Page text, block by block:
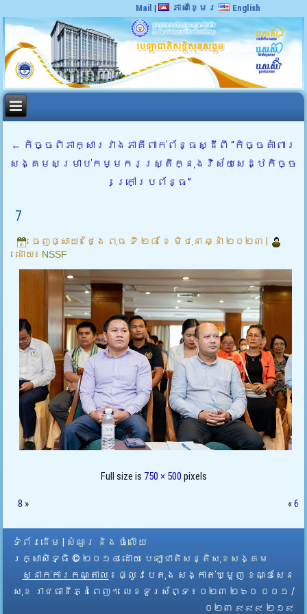
Mail | ភាសាខ្មែរ English
← កិច្ចពិភាក្សារវាងភាគីពាក់ព័ន្ធស្ដីពី “កិច្ចគាំពារ
សង្គមសម្រាប់កម្មករស្ត្រីក្នុងវិស័យសេដ្ឋកិច្ច
ក្រៅប្រព័ន្ធ”
7
ចេញផ្សាយ៖ ថ្ងៃ ពុធ ទី ២៨ ខែ មិថុនា ឆ្នាំ ២០២៣
ដោយ៖ NSSF
Full size is 750 × 500 pixels
8 » «6
ទំព័រដើម
សំណួរ និង ចំលើយ
រក្សាសិទ្ធិ © ២០១៤ ដោយ​ បេឡាជាតិសន្តិសុខសង្គម
ស្នាក់ការកណ្តាល ៖ ផ្លូវបេតុង សង្កាត់ឃ្មួញ ខណ្ឌសែន
សុខ រាជធានីភ្នំពេញ។ លេខទូរស័ព្ទ ៖ ០២៣ ២៦០ ០០១ /
០២៣ ៩៩៩ ២១៩